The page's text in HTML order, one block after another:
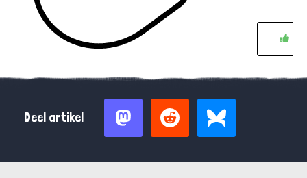
Deel artikel